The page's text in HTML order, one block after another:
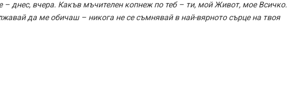
– днес, вчера. Какъв мъчителен копнеж по теб – ти, мой Живот, мое Всичко.
да ме обичаш – никога не се съмнявай в най-вярното сърце на твоя